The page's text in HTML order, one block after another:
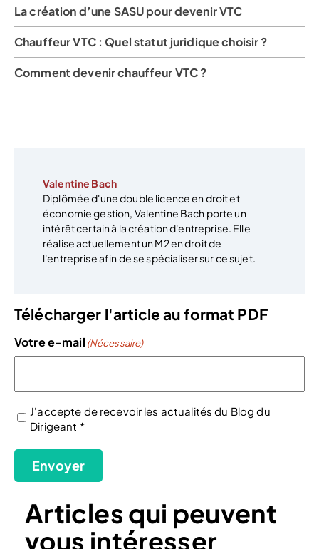
La création d’une SASU pour devenir VTC
Chauffeur VTC : Quel statut juridique choisir ?
Comment devenir chauffeur VTC ?
Valentine Bach
Diplômée d'une double licence en droit et
économie gestion, Valentine Bach porte un
intérêt certain à la création d'entreprise. Elle
réalise actuellement un M2 en droit de
l'entreprise afin de se spécialiser sur ce sujet.
Télécharger l'article au format PDF
Votre e-mail (Nécessaire)
(Nécessaire)
J'accepte de recevoir les actualités du Blog du
Dirigeant *
Envoyer
Articles qui peuvent
vous intéresser